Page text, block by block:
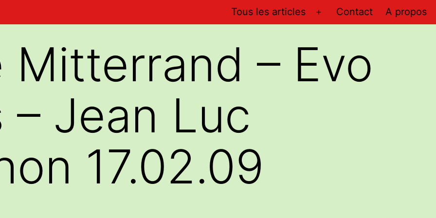
Tous les articles
Ouvrir
Contact A propos
Mitterrand – Evo
– Jean Luc
17.02.09